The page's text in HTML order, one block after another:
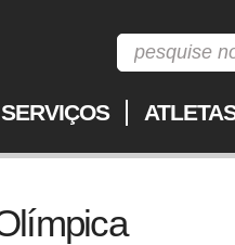
SERVIÇOS